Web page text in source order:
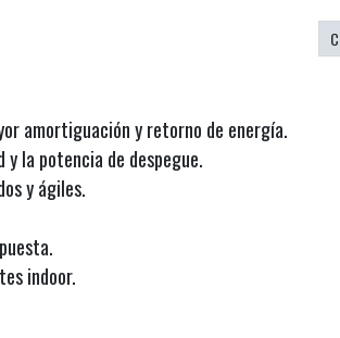
amortiguación y retorno de energía.
y la potencia de despegue.
y ágiles.
indoor.